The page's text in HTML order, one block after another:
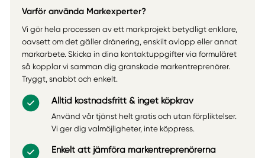
Varför använda Markexperter?
Vi gör hela processen av ett markprojekt betydligt enklare,
oavsett om det gäller dränering, enskilt avlopp eller annat
markarbete. Skicka in dina kontaktuppgifter via formuläret
så kopplar vi samman dig granskade markentreprenörer.
Tryggt, snabbt och enkelt.
Alltid kostnadsfritt & inget köpkrav
Använd vår tjänst helt gratis och utan förpliktelser.
Vi ger dig valmöjligheter, inte köppress.
Enkelt att jämföra markentreprenörerna